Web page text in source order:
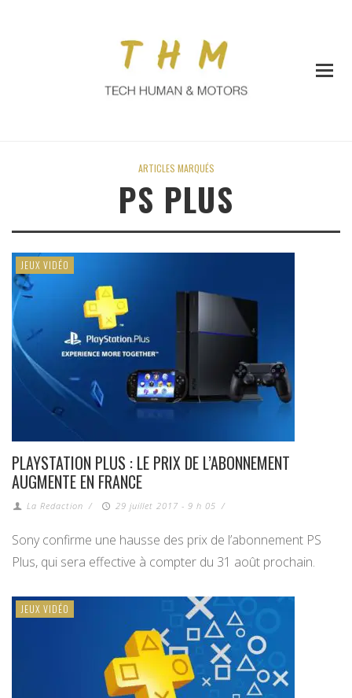
ARTICLES MARQUÉS
PS PLUS
JEUX VIDÉO
PLAYSTATION PLUS : LE PRIX DE L’ABONNEMENT
AUGMENTE EN FRANCE
La Redaction / 29 juillet 2017 - 9 h 05 /
Sony confirme une hausse des prix de l’abonnement PS
Plus, qui sera effective à compter du 31 août prochain.
JEUX VIDÉO